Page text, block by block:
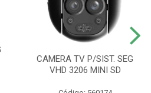
CAMERA TV P/SIST. SEG
VHD 3206 MINI SD